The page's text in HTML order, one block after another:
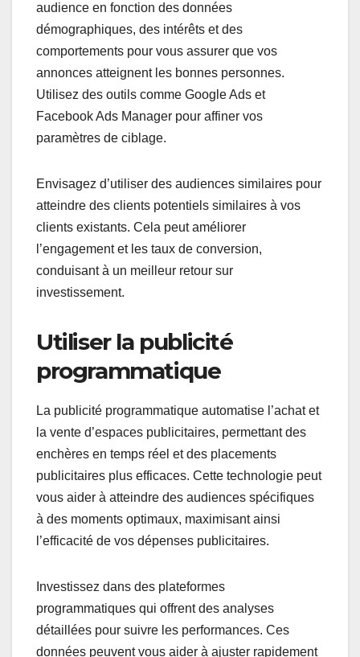
audience en fonction des données
démographiques, des intérêts et des
comportements pour vous assurer que vos
annonces atteignent les bonnes personnes.
Utilisez des outils comme Google Ads et
Facebook Ads Manager pour affiner vos
paramètres de ciblage.
Envisagez d’utiliser des audiences similaires pour
atteindre des clients potentiels similaires à vos
clients existants. Cela peut améliorer
l’engagement et les taux de conversion,
conduisant à un meilleur retour sur
investissement.
Utiliser la publicité
programmatique
La publicité programmatique automatise l’achat et
la vente d’espaces publicitaires, permettant des
enchères en temps réel et des placements
publicitaires plus efficaces. Cette technologie peut
vous aider à atteindre des audiences spécifiques
à des moments optimaux, maximisant ainsi
l’efficacité de vos dépenses publicitaires.
Investissez dans des plateformes
programmatiques qui offrent des analyses
détaillées pour suivre les performances. Ces
données peuvent vous aider à ajuster rapidement